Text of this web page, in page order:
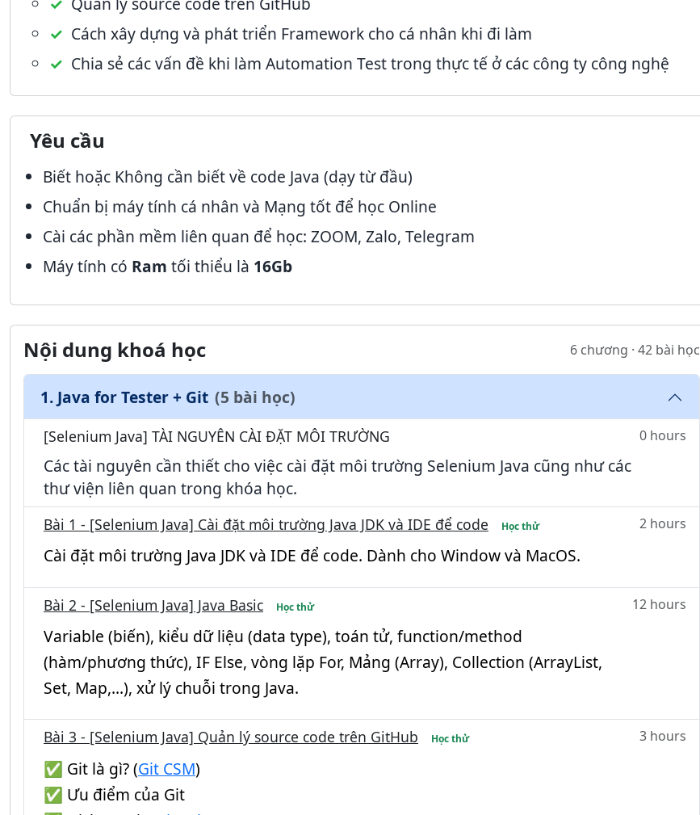
Cách xây dựng và phát triển Framework cho cá nhân khi đi làm
Chia sẻ các vấn đề khi làm Automation Test trong thực tế ở các công ty công nghệ
Yêu cầu
Biết hoặc Không cần biết về code Java (dạy từ đầu)
Chuẩn bị máy tính cá nhân và Mạng tốt để học Online
Cài các phần mềm liên quan để học: ZOOM, Zalo, Telegram
Máy tính có Ram tối thiểu là 16Gb
Nội dung khoá học 6 chương · 42 bài học
1. Java for Tester + Git (5 bài học)
[Selenium Java] TÀI NGUYÊN CÀI ĐẶT MÔI TRƯỜNG
Các tài nguyên cần thiết cho việc cài đặt môi trường Selenium Java cũng như các
thư viện liên quan trong khóa học.
0 hours
Bài 1 - [Selenium Java] Cài đặt môi trường Java JDK và IDE để code Học thử
Cài đặt môi trường Java JDK và IDE để code. Dành cho Window và MacOS.
2 hours
Bài 2 - [Selenium Java] Java Basic Học thử
Variable (biến), kiểu dữ liệu (data type), toán tử, function/method
(hàm/phương thức), IF Else, vòng lặp For, Mảng (Array), Collection (ArrayList,
Set, Map,...), xử lý chuỗi trong Java.
12 hours
Bài 3 - [Selenium Java] Quản lý source code trên GitHub Học thử
✅ Git là gì? (Git CSM)
✅ Ưu điểm của Git
3 hours